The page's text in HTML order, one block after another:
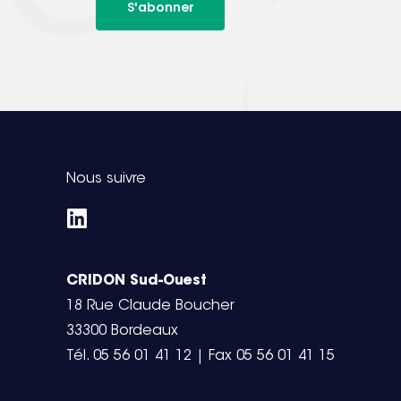
S'abonner
Nous suivre
CRIDON Sud-Ouest
18 Rue Claude Boucher
33300 Bordeaux
Tél. 05 56 01 41 12 | Fax 05 56 01 41 15